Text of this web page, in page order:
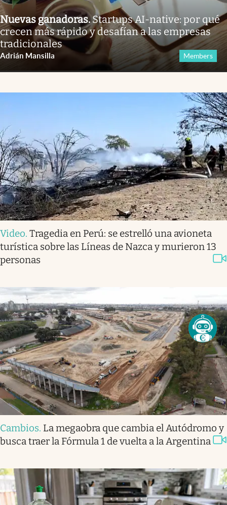
Nuevas ganadoras.Startups AI-native: por qué
crecen más rápido y desafían a las empresas
tradicionales
Adrián Mansilla Members
Video. Tragedia en Perú: se estrelló una avioneta
turística sobre las Líneas de Nazca y murieron 13
personas
Cambios. La megaobra que cambia el Autódromo y
busca traer la Fórmula 1 de vuelta a la Argentina